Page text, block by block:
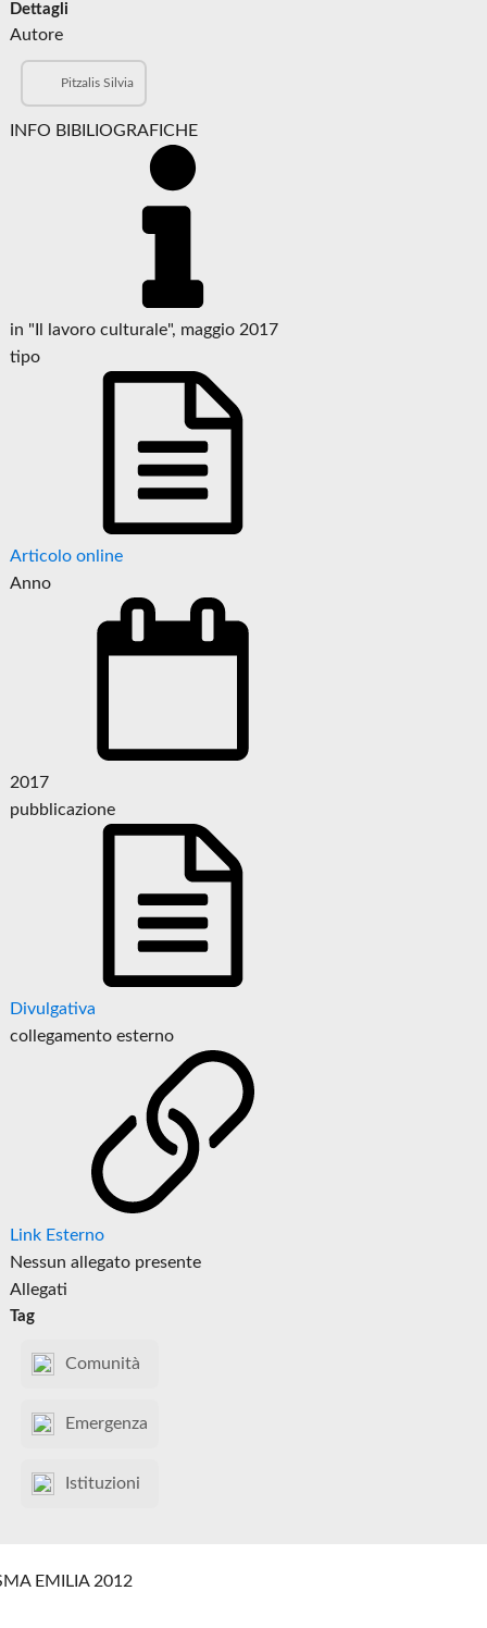
Dettagli
Autore
Pitzalis Silvia
INFO BIBILIOGRAFICHE
in "Il lavoro culturale", maggio 2017
tipo
Articolo online
Anno
2017
pubblicazione
Divulgativa
collegamento esterno
Link Esterno
Nessun allegato presente
Allegati
Tag
Comunità
Emergenza
Istituzioni
EMILIA 2012